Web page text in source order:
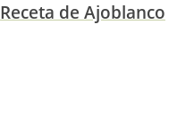
Receta de Ajoblanco